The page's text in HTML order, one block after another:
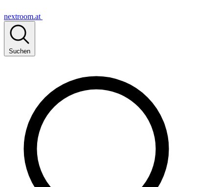
nextroom.at
Suchen